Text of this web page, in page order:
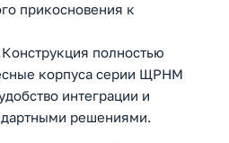
прикосновения к
полностью
корпуса серии ЩРНМ
интеграции и
решениями.